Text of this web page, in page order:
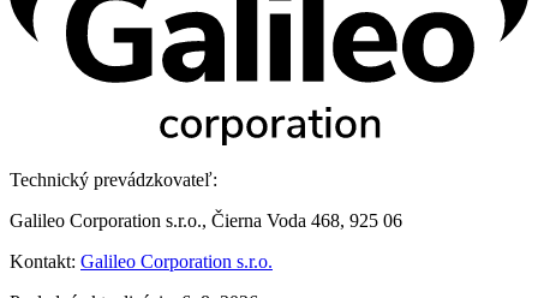
Technický prevádzkovateľ:
Galileo Corporation s.r.o., Čierna Voda 468, 925 06
Kontakt: Galileo Corporation s.r.o.